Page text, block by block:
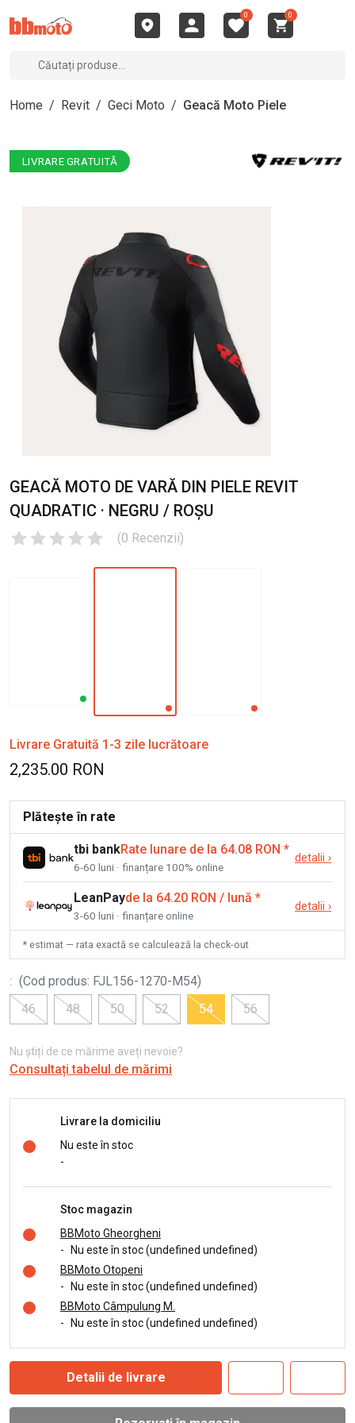
0 0
Home / Revit / Geci Moto / Geacă Moto Piele
LIVRARE GRATUITĂ
GEACĂ MOTO DE VARĂ DIN PIELE REVIT
QUADRATIC · NEGRU / ROȘU
(0 Recenzii)
Livrare Gratuită 1-3 zile lucrătoare
2,235.00 RON
Plătește în rate
tbi bankRate lunare de la 64.08 RON *
6-60 luni · finanțare 100% online
detalii ›
LeanPayde la 64.20 RON / lună *
3-60 luni · finanțare online
detalii ›
* estimat — rata exactă se calculează la check-out
: (Cod produs: FJL156-1270-M54)
46
48 50 52 54 56
Nu știți de ce mărime aveți nevoie?
Consultați tabelul de mărimi
Livrare la domiciliu
Nu este în stoc
-
Stoc magazin
BBMoto Gheorgheni
-
Nu este în stoc (undefined undefined)
BBMoto Otopeni
-
Nu este în stoc (undefined undefined)
BBMoto Câmpulung M.
-
Nu este în stoc (undefined undefined)
Detalii de livrare